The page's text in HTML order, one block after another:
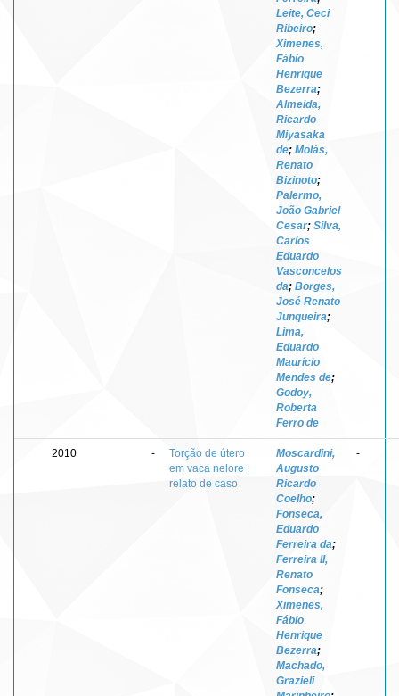
Leite, Ceci
Ribeiro;
Ximenes,
Fábio
Henrique
Bezerra;
Almeida,
Ricardo
Miyasaka
de; Molás,
Renato
Bizinoto;
Palermo,
João Gabriel
Cesar; Silva,
Carlos
Eduardo
Vasconcelos
da; Borges,
José Renato
Junqueira;
Lima,
Eduardo
Maurício
Mendes de;
Godoy,
Roberta
Ferro de
2010 -
Torção de útero
em vaca nelore :
relato de caso
Moscardini,
Augusto
Ricardo
Coelho;
Fonseca,
Eduardo
Ferreira da;
Ferreira II,
Renato
Fonseca;
Ximenes,
Fábio
Henrique
Bezerra;
Machado,
Grazieli
-